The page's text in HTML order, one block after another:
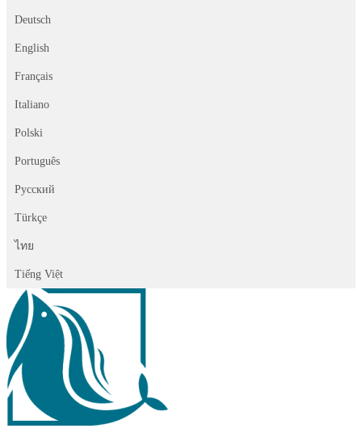
Deutsch
English
Français
Italiano
Polski
Português
Русский
Türkçe
ไทย
Tiếng Việt